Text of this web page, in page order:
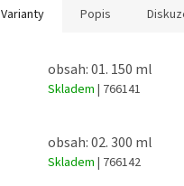
Varianty Popis
obsah: 01. 150 ml
Skladem | 766141
obsah: 02. 300 ml
Skladem | 766142